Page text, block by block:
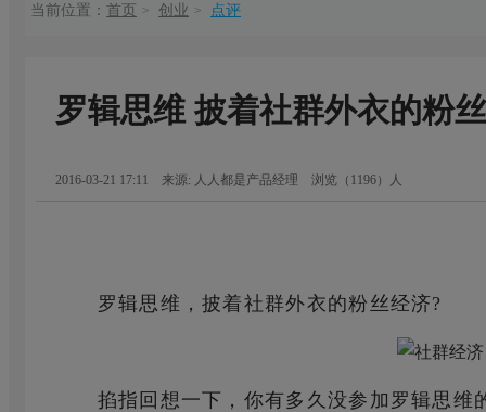
当前位置： 首页 > 创业 > 点评
罗辑思维 披着社群外衣的粉
2016-03-21 17:11 来源: 人人都是产品经理 浏览（ 1196）人
罗辑思维，披着社群外衣的粉丝经济?
掐指回想一下，你有多久没参加罗辑思维